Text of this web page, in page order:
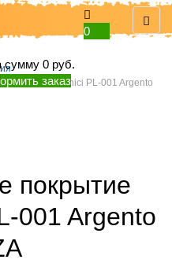
0
сумму0 руб.
заказ
Perla Vernici PL-001 Argento
покрытие
001 Argento